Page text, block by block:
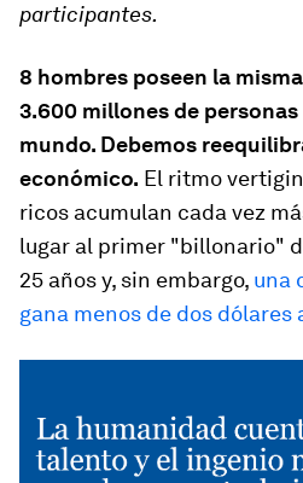
participantes.
8 hombres poseen la
3.600 millones de
mundo. Debemos
económico. El ritmo
ricos acumulan cada vez
lugar al primer "billonario"
25 años y, sin embargo, una
gana menos de dos dólares